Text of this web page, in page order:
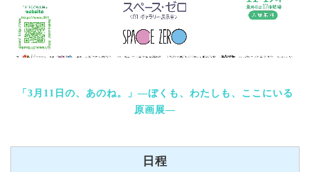
「3月11日の、あのね。」―ぼくも、わたしも、ここにいる
原画展―
日程